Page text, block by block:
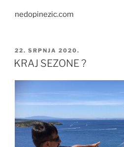
nedopinezic.com
OBJAVLJENO
22. SRPNJA 2020.
KRAJ SEZONE ?